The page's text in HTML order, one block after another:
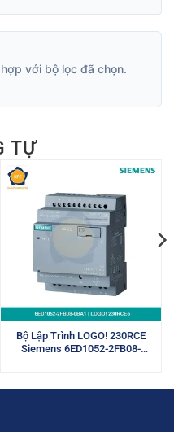
với bộ lọc đã chọn.
TỰ
Bộ Lập Trình LOGO! 230RCE
Siemens 6ED1052-2FB08-